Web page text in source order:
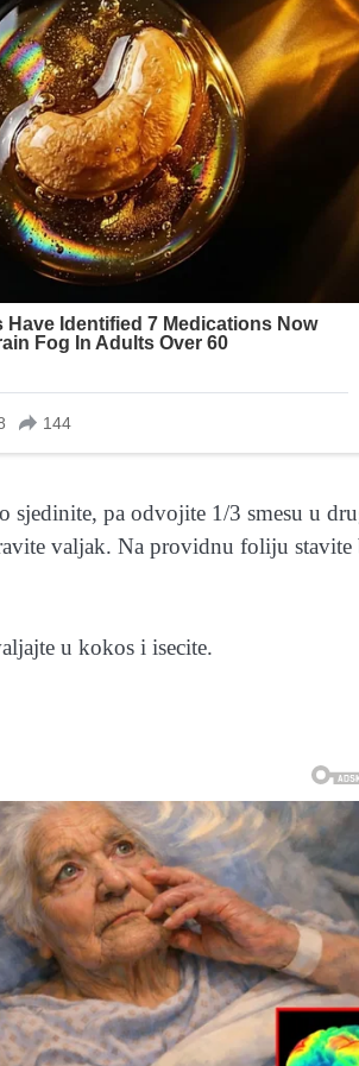
pa odvojite 1/3 smesu u
valjak. Na providnu foliju stavite
u kokos i isecite.